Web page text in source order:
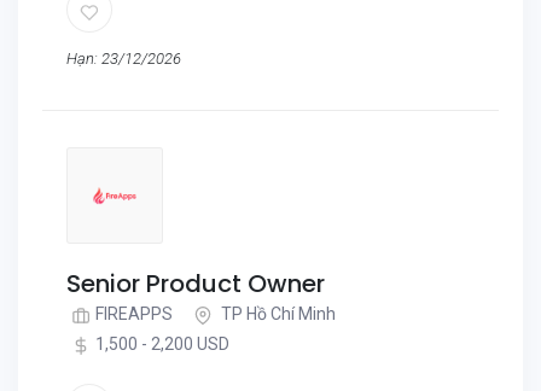
Hạn: 23/12/2026
Senior Product Owner
FIREAPPS
TP Hồ Chí Minh
1,500 - 2,200 USD